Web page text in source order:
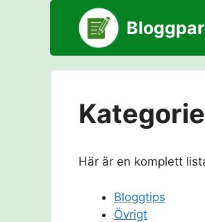
Här är en komplett
Bloggtips
Övrigt